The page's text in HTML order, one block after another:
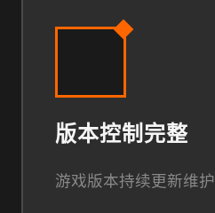
版本控制完整
游戏版本持续更新维护